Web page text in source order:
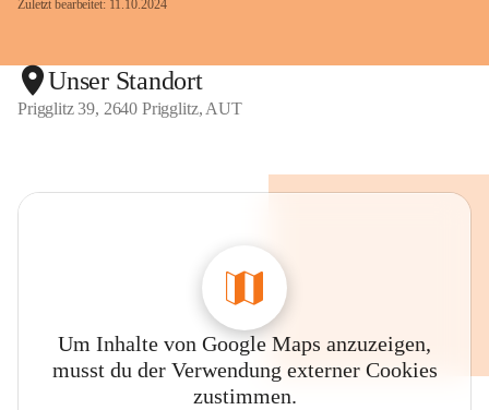
Zuletzt bearbeitet: 11.10.2024
Unser Standort
Prigglitz 39, 2640 Prigglitz, AUT
Um Inhalte von Google Maps anzuzeigen,
musst du der Verwendung externer Cookies
zustimmen.